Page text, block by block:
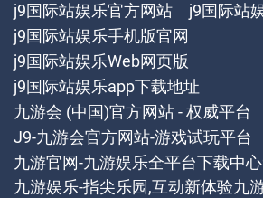
j9国际站娱乐官方网站
j9国际站
j9国际站娱乐手机版官网
j9国际站娱乐Web网页版
j9国际站娱乐app下载地址
九游会 (中国)官方网站 - 权威平台
J9-九游会官方网站-游戏试玩平台
九游官网-九游娱乐全平台下载中
九游娱乐-指尖乐园,互动新体验九